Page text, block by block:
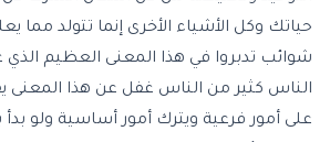
حياتك وكل الأشياء الأخرى إنما تتولد مما
شوائب تدبروا في هذا المعنى العظيم
الناس كثير من الناس غفل عن هذا المعنى
على أمور فرعية ويترك أمور أساسية ولو